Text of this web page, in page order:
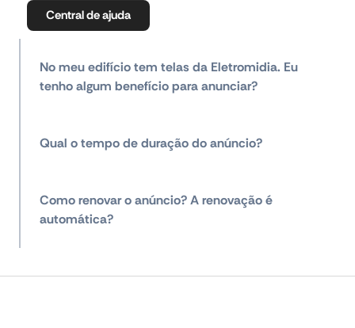
Central de ajuda
No meu edifício tem telas da Eletromidia. Eu
tenho algum benefício para anunciar?
Qual o tempo de duração do anúncio?
Como renovar o anúncio? A renovação é
automática?